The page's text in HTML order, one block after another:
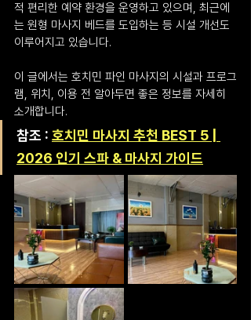
적 편리한 예약 환경을 운영하고 있으며, 최근에
는 원형 마사지 베드를 도입하는 등 시설 개선도
이루어지고 있습니다.
이 글에서는 호치민 파인 마사지의 시설과 프로그
램, 위치, 이용 전 알아두면 좋은 정보를 자세히
소개합니다.
참조 : 호치민 마사지 추천 BEST 5 |
2026 인기 스파 & 마사지 가이드